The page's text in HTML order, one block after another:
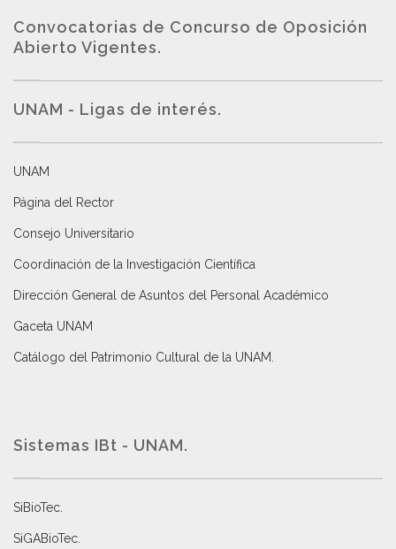
Convocatorias de Concurso de Oposición
Abierto Vigentes.
UNAM - Ligas de interés.
UNAM
Página del Rector
Consejo Universitario
Coordinación de la Investigación Científica
Dirección General de Asuntos del Personal Académico
Gaceta UNAM
Catálogo del Patrimonio Cultural de la UNAM.
Sistemas IBt - UNAM.
SiBioTec
SiGABioTec.